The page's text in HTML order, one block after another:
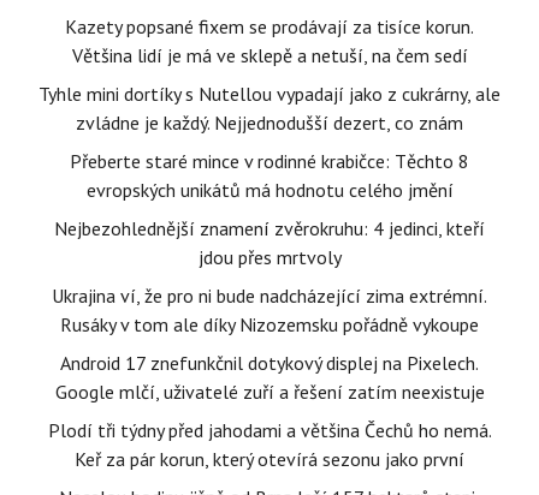
Kazety popsané fixem se prodávají za tisíce korun.
Většina lidí je má ve sklepě a netuší, na čem sedí
Tyhle mini dortíky s Nutellou vypadají jako z cukrárny, ale
zvládne je každý. Nejjednodušší dezert, co znám
Přeberte staré mince v rodinné krabičce: Těchto 8
evropských unikátů má hodnotu celého jmění
Nejbezohlednější znamení zvěrokruhu: 4 jedinci, kteří
jdou přes mrtvoly
Ukrajina ví, že pro ni bude nadcházející zima extrémní.
Rusáky v tom ale díky Nizozemsku pořádně vykoupe
Android 17 znefunkčnil dotykový displej na Pixelech.
Google mlčí, uživatelé zuří a řešení zatím neexistuje
Plodí tři týdny před jahodami a většina Čechů ho nemá.
Keř za pár korun, který otevírá sezonu jako první